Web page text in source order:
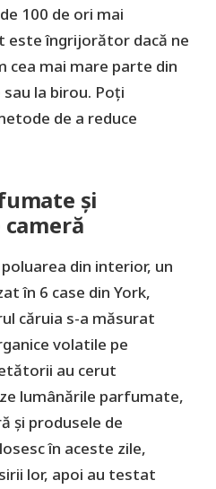
100 de ori mai
este îngrijorător dacă ne
cea mai mare parte din
la birou. Poți
de a reduce
și
din interior, un
în 6 case din York,
căruia s-a măsurat
volatile pe
au cerut
lumânările parfumate,
și produsele de
în aceste zile,
lor, apoi au testat